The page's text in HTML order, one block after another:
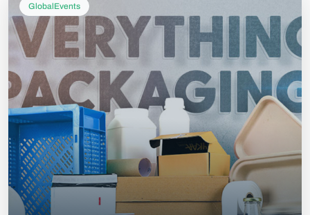
GlobalEvents